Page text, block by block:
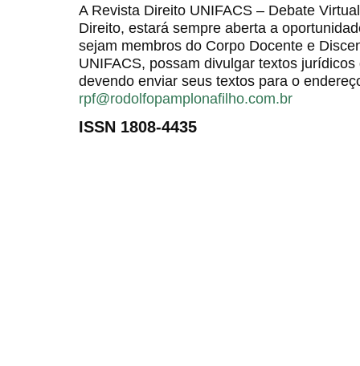
A Revista Direito UNIFACS – Debate
Direito, estará sempre aberta a
sejam membros do Corpo Docente e
UNIFACS, possam divulgar textos
devendo enviar seus textos para o
rpf@rodolfopamplonafilho.com.br
ISSN 1808-4435